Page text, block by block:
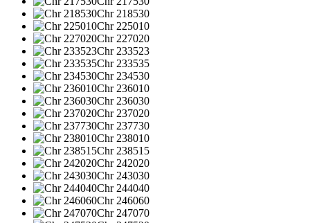
Chr 218530
Chr 225010
Chr 227020
Chr 233523
Chr 233535
Chr 234530
Chr 236010
Chr 236030
Chr 237020
Chr 237730
Chr 238010
Chr 238515
Chr 242020
Chr 243030
Chr 244040
Chr 246060
Chr 247070